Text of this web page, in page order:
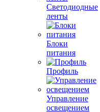
Светодиодные
ленты
Блоки
питания
Профиль
Управление
освещением